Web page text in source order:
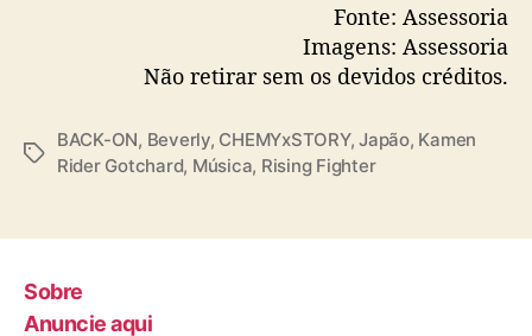
y
j
á
s
t
d
Fonte: Assessoria
Imagens: Assessoria
Não retirar sem os devidos créditos.
T
BACK-ON, Beverly, CHEMYxSTORY,Japão, Kamen
Rider Gotchard, Música, Rising Fighter
Sobre
Anuncie aqui